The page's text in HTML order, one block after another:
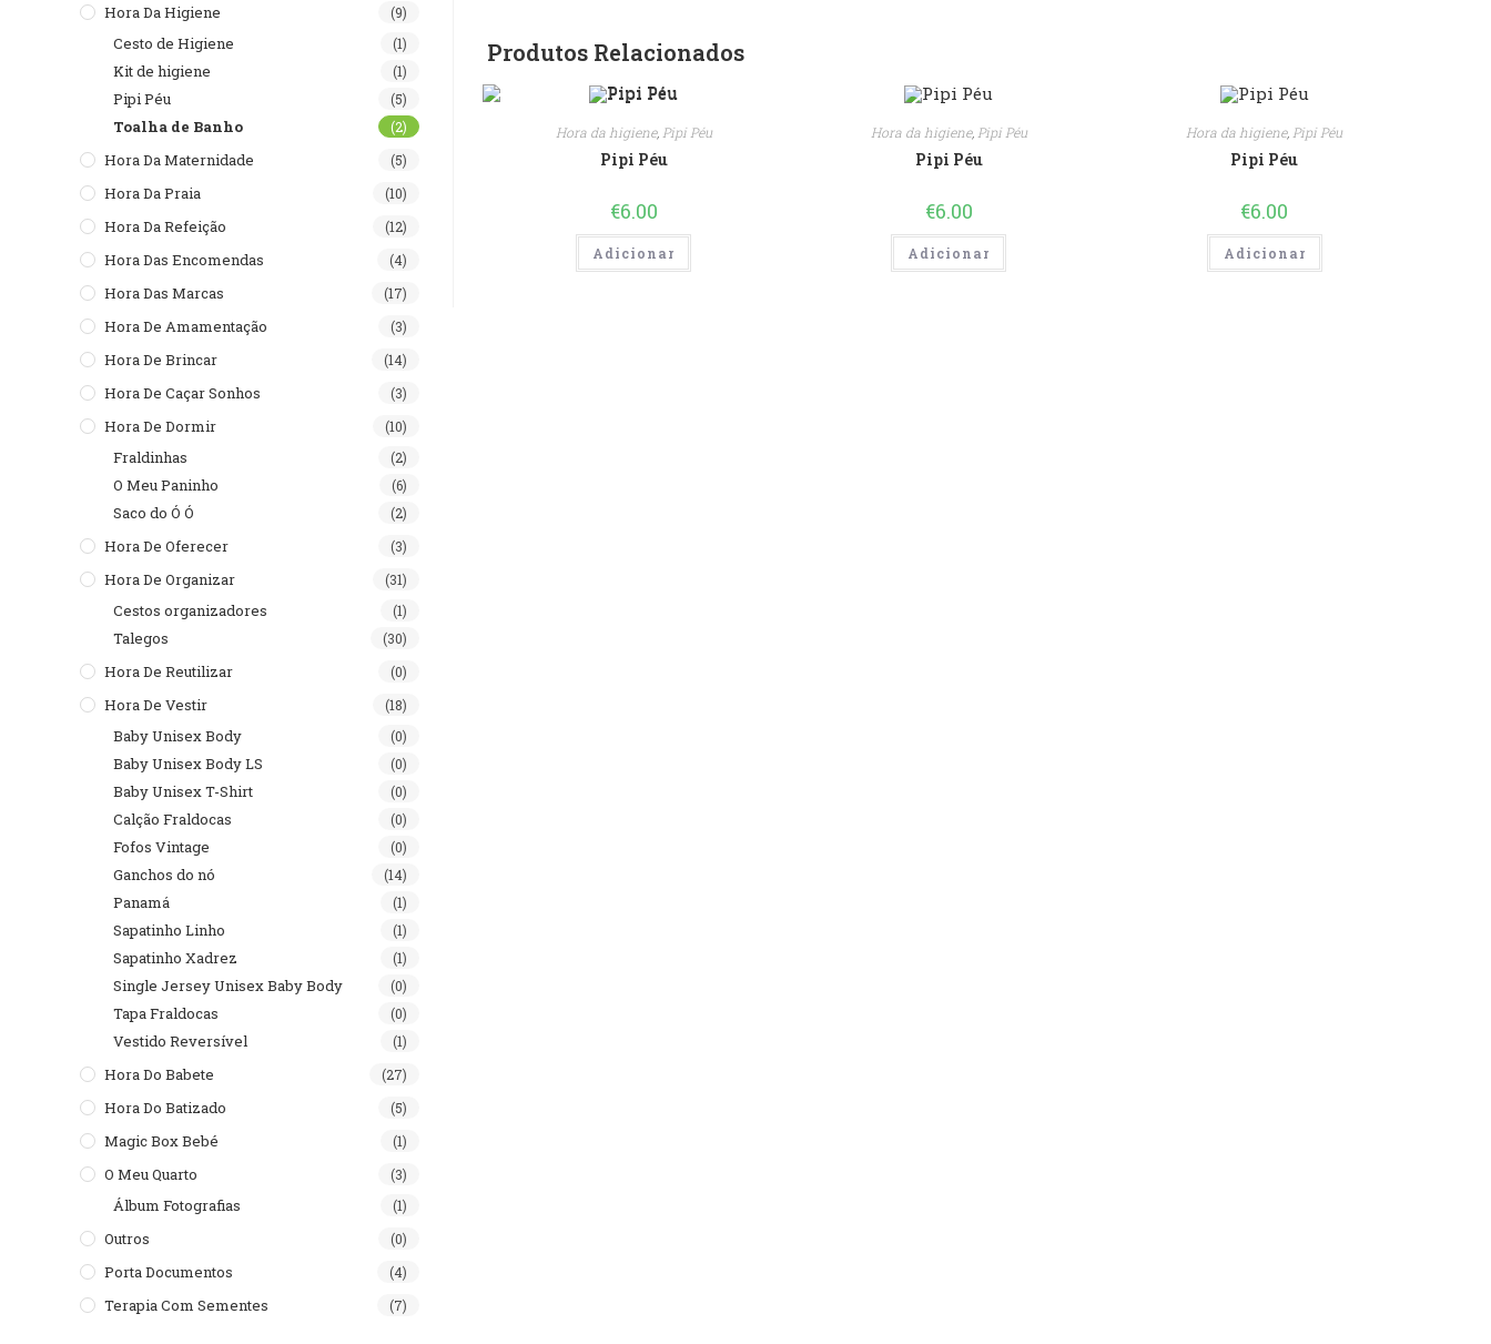
Produtos Relacionados
Hora da higiene, Pipi Péu
Pipi Péu
€6.00
Adicionar
Hora da higiene, Pipi Péu
Pipi Péu
€6.00
Adicionar
Hora da higiene, Pipi Péu
Pipi Péu
€6.00
Adicionar
Hora Da Higiene (9)
Cesto de Higiene (1)
Kit de higiene (1)
Pipi Péu (5)
Toalha de Banho (2)
Hora Da Maternidade (5)
Hora Da Praia (10)
Hora Da Refeição (12)
Hora Das Encomendas (4)
Hora Das Marcas (17)
Hora De Amamentação (3)
Hora De Brincar (14)
Hora De Caçar Sonhos (3)
Hora De Dormir (10)
Fraldinhas (2)
O Meu Paninho (6)
Saco do Ó Ó (2)
Hora De Oferecer (3)
Hora De Organizar (31)
Cestos organizadores (1)
Talegos (30)
Hora De Reutilizar (0)
Hora De Vestir (18)
Baby Unisex Body (0)
Baby Unisex Body LS (0)
Baby Unisex T-Shirt (0)
Calção Fraldocas (0)
Fofos Vintage (0)
Ganchos do nó (14)
Panamá (1)
Sapatinho Linho (1)
Sapatinho Xadrez (1)
Single Jersey Unisex Baby Body (0)
Tapa Fraldocas (0)
Vestido Reversível (1)
Hora Do Babete (27)
Hora Do Batizado (5)
Magic Box Bebé (1)
O Meu Quarto (3)
Álbum Fotografias (1)
Outros (0)
Porta Documentos (4)
Terapia Com Sementes (7)